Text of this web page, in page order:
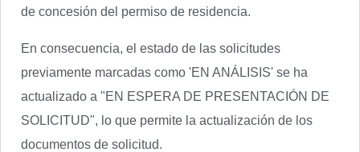
de concesión del permiso de residencia.
En consecuencia, el estado de las solicitudes
previamente marcadas como 'EN ANÁLISIS' se ha
actualizado a "EN ESPERA DE PRESENTACIÓN DE
SOLICITUD", lo que permite la actualización de los
documentos de solicitud.